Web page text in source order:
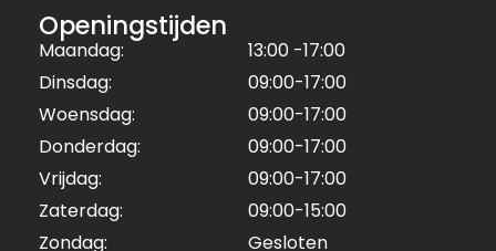
Openingstijden
Maandag:
13:00 -17:00
Dinsdag:
09:00-17:00
Woensdag:
09:00-17:00
Donderdag:
09:00-17:00
Vrijdag:
09:00-17:00
Zaterdag:
09:00-15:00
Zondag:
Gesloten